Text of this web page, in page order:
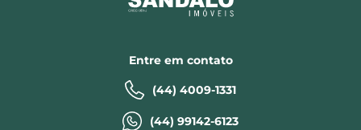
Entre em contato
(44) 4009-1331
(44) 99142-6123